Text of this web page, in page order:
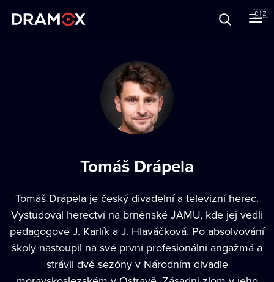
🇨🇿
Tomáš Drápela
Tomáš Drápela je český divadelní a televizní herec.
Vystudoval herectví na brněnské JAMU, kde jej vedli
pedagogové J. Karlík a J. Hlaváčková. Po absolvování
školy nastoupil na své první profesionální angažmá a
strávil dvě sezóny v Národním divadle